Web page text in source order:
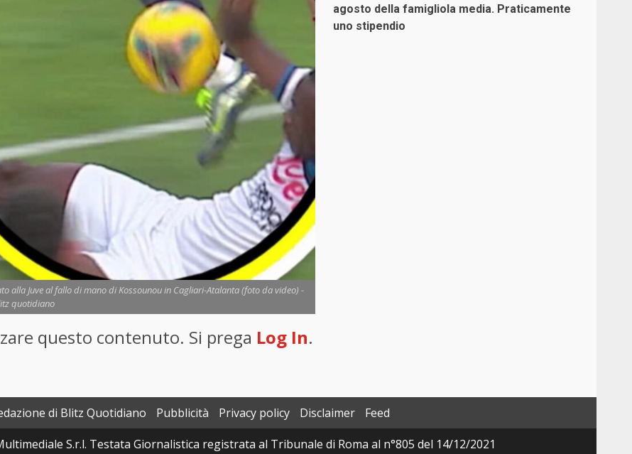
alla Juve al fallo di mano di Kossounou in Cagliari-Atalanta (foto da video) -
quotidiano
questo contenuto. Si prega Log In.
agosto della famigliola media. Praticamente
uno stipendio
di Blitz Quotidiano Pubblicità Privacy policy Disclaimer
Feed
S.r.l. Testata Giornalistica registrata al Tribunale di Roma al n°805 del 14/12/2021